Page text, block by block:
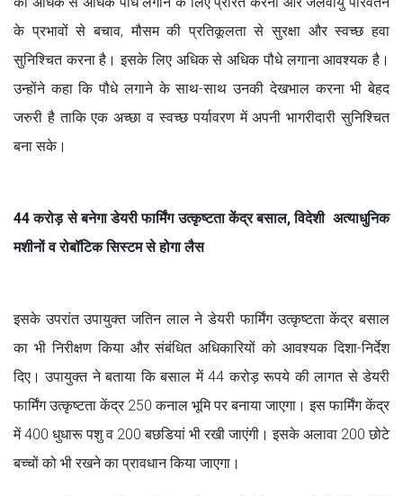
के प्रभावों से बचाव, मौसम की प्रतिकूलता से सुरक्षा और स्वच्छ हवा
सुनिश्चित करना है। इसके लिए अधिक से अधिक पौधे लगाना आवश्यक है।
उन्होंने कहा कि पौधे लगाने के साथ-साथ उनकी देखभाल करना भी बेहद
जरुरी है ताकि एक अच्छा व स्वच्छ पर्यावरण में अपनी भागरीदारी सुनिश्चित
बना सके।
44 करोड़ से बनेगा डेयरी फार्मिंग उत्कृष्टता केंद्र बसाल, विदेशी अत्याधुनिक
मशीनों व रोबॉटिक सिस्टम से होगा लैस
इसके उपरांत उपायुक्त जतिन लाल ने डेयरी फार्मिंग उत्कृष्टता केंद्र बसाल
का भी निरीक्षण किया और संबंधित अधिकारियों को आवश्यक दिशा-निर्देश
दिए। उपायुक्त ने बताया कि बसाल में 44 करोड़ रूपये की लागत से डेयरी
फार्मिंग उत्कृष्टता केंद्र 250 कनाल भूमि पर बनाया जाएगा। इस फार्मिंग केंद्र
में 400 धुधारू पशु व 200 बछडियां भी रखी जाएंगी। इसके अलावा 200 छोटे
बच्चों को भी रखने का प्रावधान किया जाएगा।